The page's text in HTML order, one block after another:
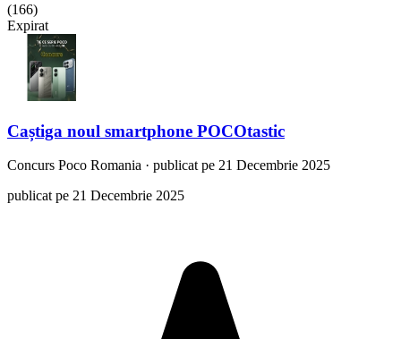
(166)
Expirat
Caștiga noul smartphone POCOtastic
Concurs Poco Romania · publicat pe 21 Decembrie 2025
publicat pe 21 Decembrie 2025